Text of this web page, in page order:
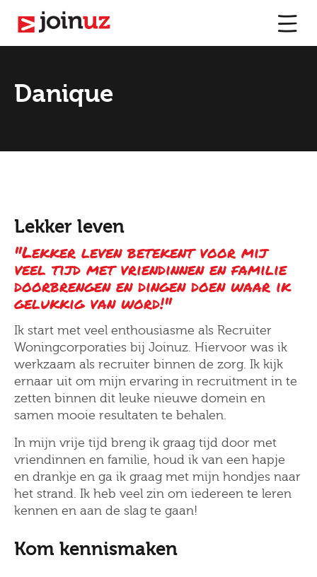
Danique
Lekker leven
"Lekker leven betekent voor mij
veel tijd met vriendinnen en familie
doorbrengen en dingen doen waar ik
gelukkig van word!"
Ik start met veel enthousiasme als Recruiter
Woningcorporaties bij Joinuz. Hiervoor was ik
werkzaam als recruiter binnen de zorg. Ik kijk
ernaar uit om mijn ervaring in recruitment in te
zetten binnen dit leuke nieuwe domein en
samen mooie resultaten te behalen.
In mijn vrije tijd breng ik graag tijd door met
vriendinnen en familie, houd ik van een hapje
en drankje en ga ik graag met mijn hondjes naar
het strand. Ik heb veel zin om iedereen te leren
kennen en aan de slag te gaan!
Kom kennismaken